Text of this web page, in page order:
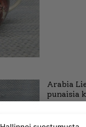
Arabia
punaisia